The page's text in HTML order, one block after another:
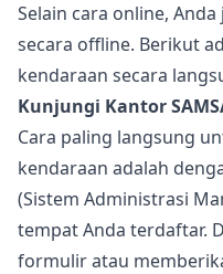
Selain cara online,
secara offline. Berikut
kendaraan secara
Kunjungi Kantor
Cara paling langsung
kendaraan adalah
(Sistem Administrasi
tempat Anda terdaftar.
formulir atau